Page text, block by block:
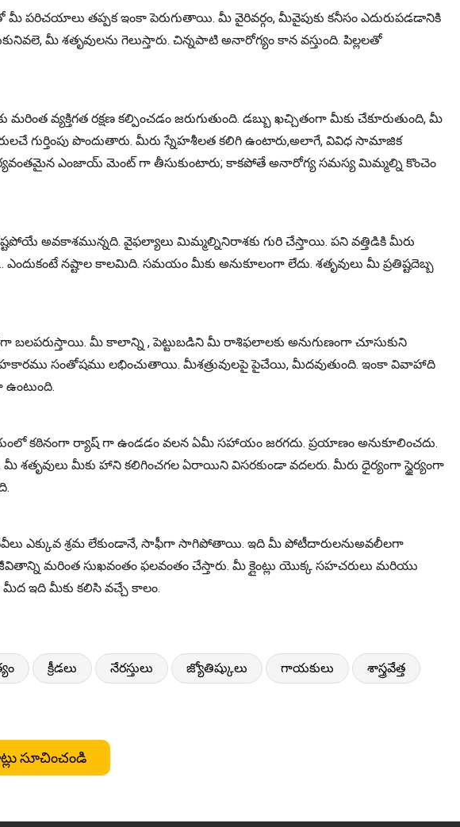
తప్పక ఇంకా పెరుగుతాయి. మీ వైరివర్గం, మీవైపుకు కనీసం ఎదురుపడడానికి
మీ శతృవులను గెలుస్తారు. చిన్నపాటి అనారోగ్యం కాన వస్తుంది. పిల్లలతో
వ్యక్తిగత రక్షణ కల్పించడం జరుగుతుంది. డబ్బు ఖచ్చితంగా మీకు చేకూరుతుంది, మీ
గుర్తింపు పొందుతారు. మీరు స్నేహశీలత కలిగి ఉంటారు,అలాగే, వివిధ సామాజిక
ఎంజాయ్ మెంట్ గా తీసుకుంటారు; కాకపోతే అనారోగ్య సమస్య మిమ్మల్ని కొంచెం
అవకాశమున్నది. వైఫల్యాలు మిమ్మల్నినిరాశకు గురి చేస్తాయి. పని వత్తిడికి మీరు
నష్టాల కాలమిది. సమయం మీకు అనుకూలంగా లేదు. శతృవులు మీ ప్రతిష్టదెబ్బ
మీ కాలాన్ని , పెట్టుబడిని మీ రాశిఫలాలకు అనుగుణంగా చూసుకుని
సంతోషము లభించుతాయి. మీశత్రువులపై పైచేయి, మీదవుతుంది. ఇంకా వివాహాది
కఠినంగా ర్యాష్ గా ఉండడం వలన ఏమీ సహాయం జరగదు. ప్రయాణం అనుకూలించదు.
శతృవులు మీకు హాని కలిగించగల ఏరాయిని విసరకుండా వదలరు. మీరు ధైర్యంగా స్థైర్యంగా
ఎక్కువ శ్రమ లేకుండానే, సాఫీగా సాగిపోతాయి. ఇది మీ పోటీదారులనుఅవలీలగా
మరింత సుఖవంతం ఫలవంతం చేస్తారు. మీ క్లైంట్లు యొక్క సహచరులు మరియు
మీద ఇది మీకు కలిసి వచ్చే కాలం.
క్రీడలు నేరస్తులు జ్యోతిష్కులు గాయకులు శాస్త్రవేత్త
సూచించండి